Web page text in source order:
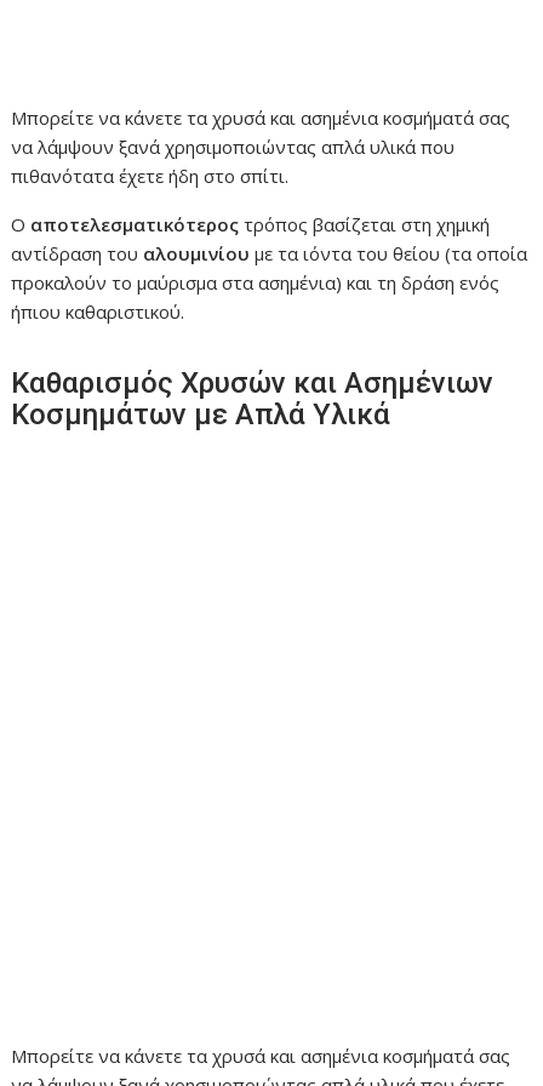
Μπορείτε να κάνετε τα χρυσά και ασημένια κοσμήματά σας
να λάμψουν ξανά χρησιμοποιώντας απλά υλικά που
πιθανότατα έχετε ήδη στο σπίτι.
Ο αποτελεσματικότερος τρόπος βασίζεται στη χημική
αντίδραση του αλουμινίου με τα ιόντα του θείου (τα οποία
προκαλούν το μαύρισμα στα ασημένια) και τη δράση ενός
ήπιου καθαριστικού.
Καθαρισμός Χρυσών και Ασημένιων
Κοσμημάτων με Απλά Υλικά
Μπορείτε να κάνετε τα χρυσά και ασημένια κοσμήματά σας